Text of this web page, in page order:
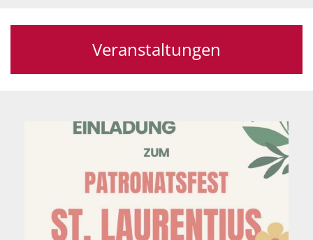
Veranstaltungen